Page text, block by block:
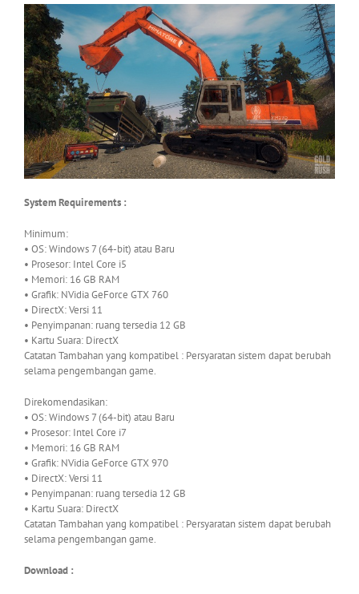
System Requirements :
Minimum:
• OS: Windows 7 (64-bit) atau Baru
• Prosesor: Intel Core i5
• Memori: 16 GB RAM
• Grafik: NVidia GeForce GTX 760
• DirectX: Versi 11
• Penyimpanan: ruang tersedia 12 GB
• Kartu Suara: DirectX
Catatan Tambahan yang kompatibel : Persyaratan sistem dapat berubah
selama pengembangan game.
Direkomendasikan:
• OS: Windows 7 (64-bit) atau Baru
• Prosesor: Intel Core i7
• Memori: 16 GB RAM
• Grafik: NVidia GeForce GTX 970
• DirectX: Versi 11
• Penyimpanan: ruang tersedia 12 GB
• Kartu Suara: DirectX
Catatan Tambahan yang kompatibel : Persyaratan sistem dapat berubah
selama pengembangan game.
Download :